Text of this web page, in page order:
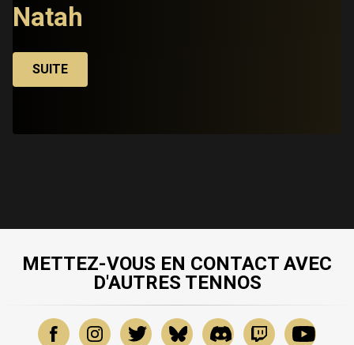
Natah
SUITE
METTEZ-VOUS EN CONTACT AVEC
D'AUTRES TENNOS